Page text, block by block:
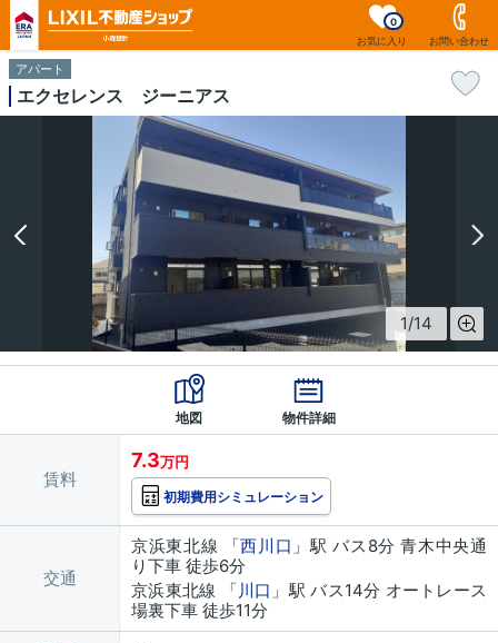
お気に入り
0
お問い合わせ
アパート
エクセレンス ジーニアス
1/14
地図 物件詳細
賃料
7.3万円
初期費用シミュレーション
交通
京浜東北線 「西川口 」駅 バス8分 青木中央通
り下車 徒歩6分
京浜東北線 「川口 」駅 バス14分 オートレース
場裏下車 徒歩11分